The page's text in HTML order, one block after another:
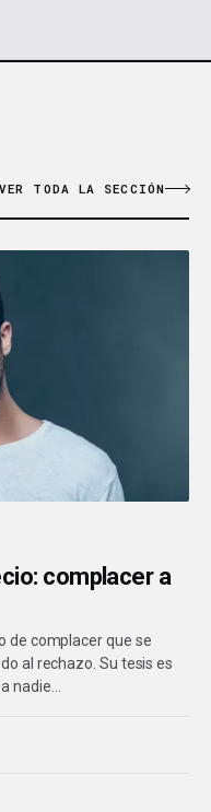
VER TODA LA SECCIÓN
complacer a
de complacer que se
al rechazo. Su tesis es
nadie…